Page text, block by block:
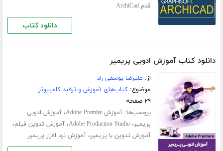
قدم ArchiCad
دانلود کتاب
دانلود کتاب آموزش ادوبی پریمیر
از: علیرضا یوسفی راد
موضوع:کتاب‌های آموزش و ترفند کامپیوتر
۲۹ صفحه
برچسب‌ها:آموزش Adobe Premire ،آموزش ادوبی
پریمیر،Adobe Production Studio،آموزش تدوین فیلم،
آموزش تدوین با پریمیر،آموزش نرم افزار پریمیر